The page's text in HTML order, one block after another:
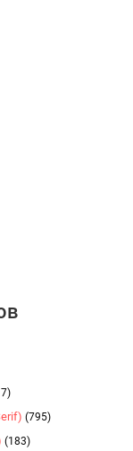
(795)
(183)